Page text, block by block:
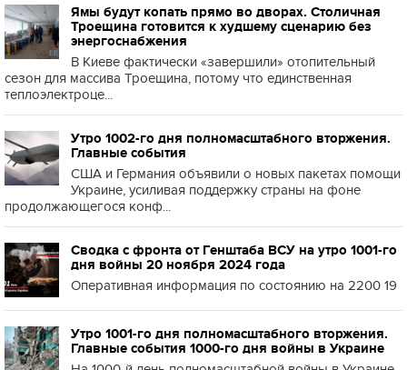
Ямы будут копать прямо во дворах. Столичная
Троещина готовится к худшему сценарию без
энергоснабжения
В Киеве фактически «завершили» отопительный
сезон для массива Троещина, потому что единственная
теплоэлектроце...
Утро 1002-го дня полномасштабного вторжения.
Главные события
США и Германия объявили о новых пакетах помощи
Украине, усиливая поддержку страны на фоне
продолжающегося конф...
Сводка с фронта от Генштаба ВСУ на утро 1001-го
дня войны 20 ноября 2024 года
Оперативная информация по состоянию на 2200 19
Утро 1001-го дня полномасштабного вторжения.
Главные события 1000-го дня войны в Украине